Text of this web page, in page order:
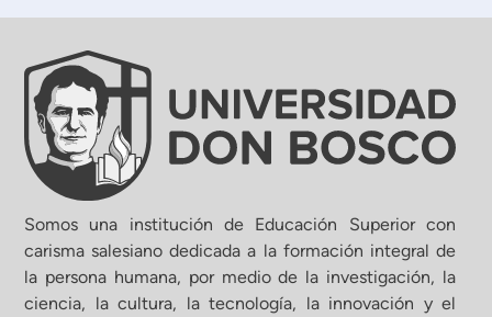
Somos una institución de Educación Superior con
carisma salesiano dedicada a la formación integral de
la persona humana, por medio de la investigación, la
ciencia, la cultura, la tecnología, la innovación y el